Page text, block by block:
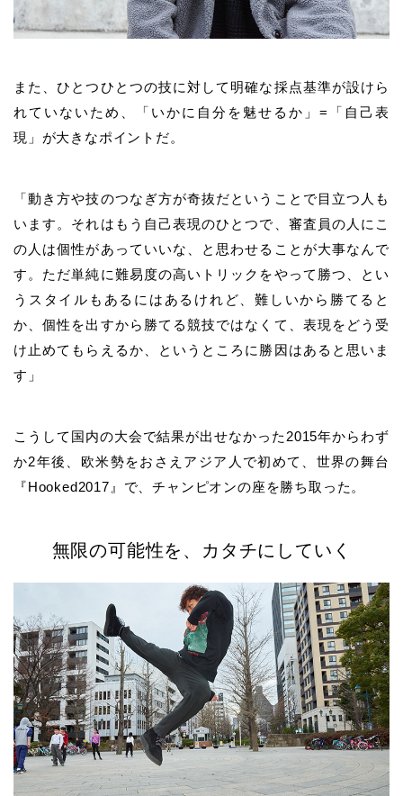
また、ひとつひとつの技に対して明確な採点基準が設けら
れていないため、「いかに自分を魅せるか」=「自己表
現」が大きなポイントだ。
「動き方や技のつなぎ方が奇抜だということで目立つ人も
います。それはもう自己表現のひとつで、審査員の人にこ
の人は個性があっていいな、と思わせることが大事なんで
す。ただ単純に難易度の高いトリックをやって勝つ、とい
うスタイルもあるにはあるけれど、難しいから勝てると
か、個性を出すから勝てる競技ではなくて、表現をどう受
け止めてもらえるか、というところに勝因はあると思いま
す」
こうして国内の大会で結果が出せなかった2015年からわず
か2年後、欧米勢をおさえアジア人で初めて、世界の舞台
『Hooked2017』で、チャンピオンの座を勝ち取った。
無限の可能性を、カタチにしていく